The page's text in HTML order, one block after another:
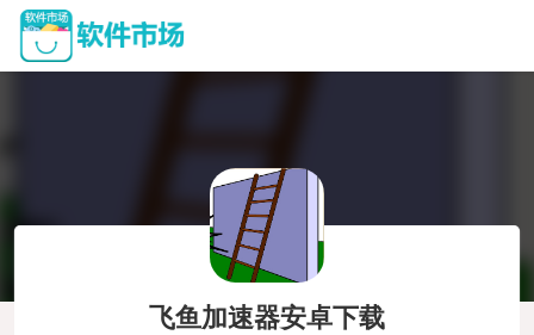
飞鱼加速器安卓下载